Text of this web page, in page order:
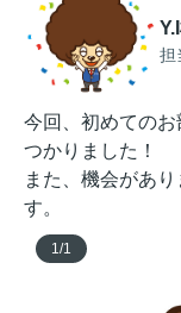
担
今回、初めての
つかりました！
また、機会があ
す。
1 /1